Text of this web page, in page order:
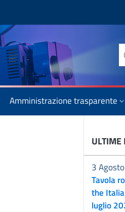
Amministrazione trasparente
ULTIME
Tavola
the
luglio
3